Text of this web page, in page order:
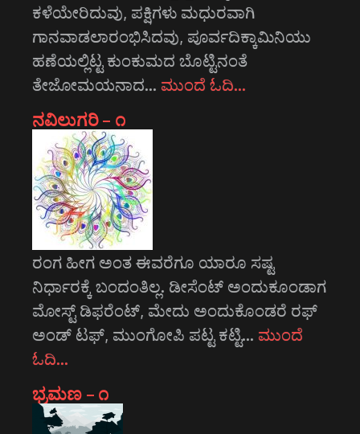
ಕಳೆಯೇರಿದುವು, ಪಕ್ಷಿಗಳು ಮಧುರವಾಗಿ
ಗಾನವಾಡಲಾರಂಭಿಸಿದವು, ಪೂರ್ವದಿಕ್ಕಾಮಿನಿಯು
ಹಣೆಯಲ್ಲಿಟ್ಟ ಕುಂಕುಮದ ಬೊಟ್ಟಿನಂತೆ
ತೇಜೋಮಯನಾದ… ಮುಂದೆ ಓದಿ…
ನವಿಲುಗರಿ – ೧
ರಂಗ ಹೀಗ ಅಂತ ಈವರೆಗೂ ಯಾರೂ ಸಷ್ಟ
ನಿರ್ಧಾರಕ್ಕೆ ಬಂದಂತಿಲ್ಲ. ಡೀಸೆಂಟ್ ಅಂದುಕೂಂಡಾಗ
ಮೋಸ್ಟ್‌ ಡಿಫರೆಂಟ್‌, ಮೇದು ಅಂದುಕೊಂಡರೆ ರಫ್
ಅಂಡ್ ಟಫ್, ಮುಂಗೋಪಿ ಪಟ್ಟ ಕಟ್ಟಿ… ಮುಂದೆ
ಓದಿ…
ಭ್ರಮಣ – ೧